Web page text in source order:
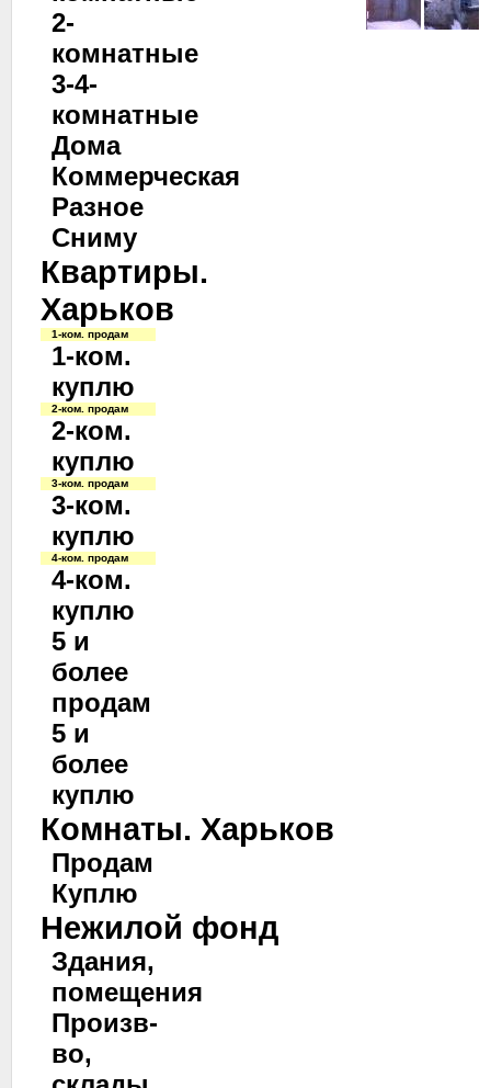
2-
комнатные
3-4-
комнатные
Дома
Коммерческая
Разное
Сниму
Квартиры.
Харьков
1-ком. продам
1-ком.
куплю
2-ком. продам
2-ком.
куплю
3-ком. продам
3-ком.
куплю
4-ком. продам
4-ком.
куплю
5 и
более
продам
5 и
более
куплю
Комнаты. Харьков
Продам
Куплю
Нежилой фонд
Здания,
помещения
Произв-
во,